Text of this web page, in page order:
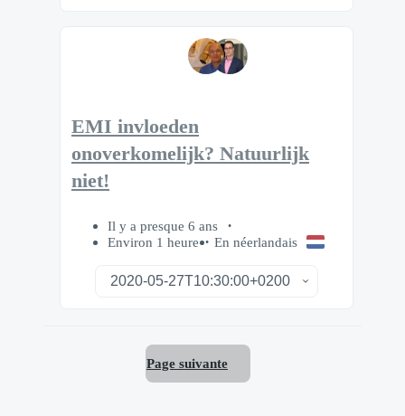
EMI invloeden
onoverkomelijk? Natuurlijk
niet!
Il y a presque 6 ans
Environ 1 heure
En néerlandais
Page suivante